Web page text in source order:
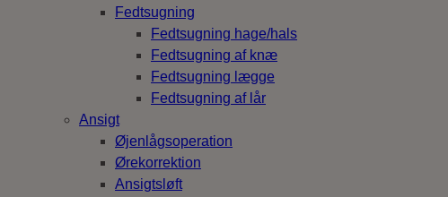
Fedtsugning
Fedtsugning hage/hals
Fedtsugning af knæ
Fedtsugning lægge
Fedtsugning af lår
Ansigt
Øjenlågsoperation
Ørekorrektion
Ansigtsløft